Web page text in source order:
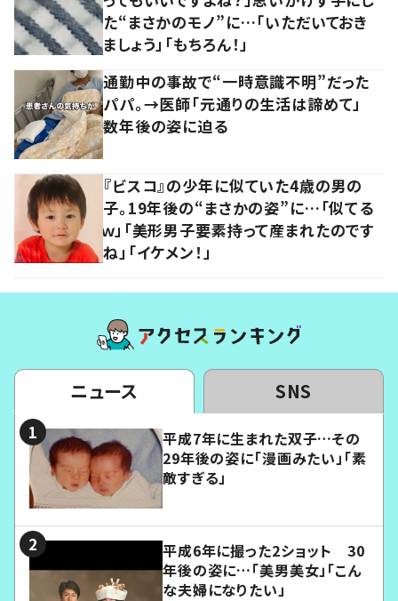
た“まさかのモノ”に…「いただいておき
ましょう」「もちろん！」
通勤中の事故で“一時意識不明”だった
パパ。→医師「元通りの生活は諦めて」
数年後の姿に迫る
『ビスコ』の少年に似ていた4歳の男の
子。19年後の“まさかの姿”に…「似てる
ｗ」「美形男子要素持って産まれたのです
ね」「イケメン！」
ニュース SNS
平成7年に生まれた双子…その
29年後の姿に「漫画みたい」「素
敵すぎる」
平成6年に撮った2ショット 30
年後の姿に…「美男美女」「こん
な夫婦になりたい」